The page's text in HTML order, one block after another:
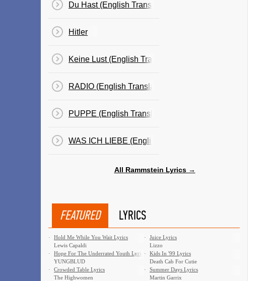
Du Hast (English Translation)
Hitler
Keine Lust (English Translation)
RADIO (English Translation)
PUPPE (English Translation)
WAS ICH LIEBE (English Translation)
All Rammstein Lyrics →
FEATURED LYRICS
·
Hold Me While You Wait Lyrics
Lewis Capaldi
·
Juice Lyrics
Lizzo
·
Hope For The Underrated Youth Lyrics
YUNGBLUD
·
Kids In '99 Lyrics
Death Cab For Cutie
·
Crowded Table Lyrics
The Highwomen
·
Summer Days Lyrics
Martin Garrix